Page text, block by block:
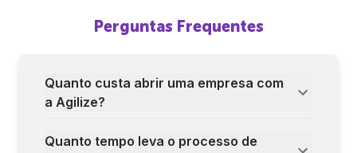
Perguntas Frequentes
Quanto custa abrir uma empresa com
a Agilize?
Quanto tempo leva o processo de